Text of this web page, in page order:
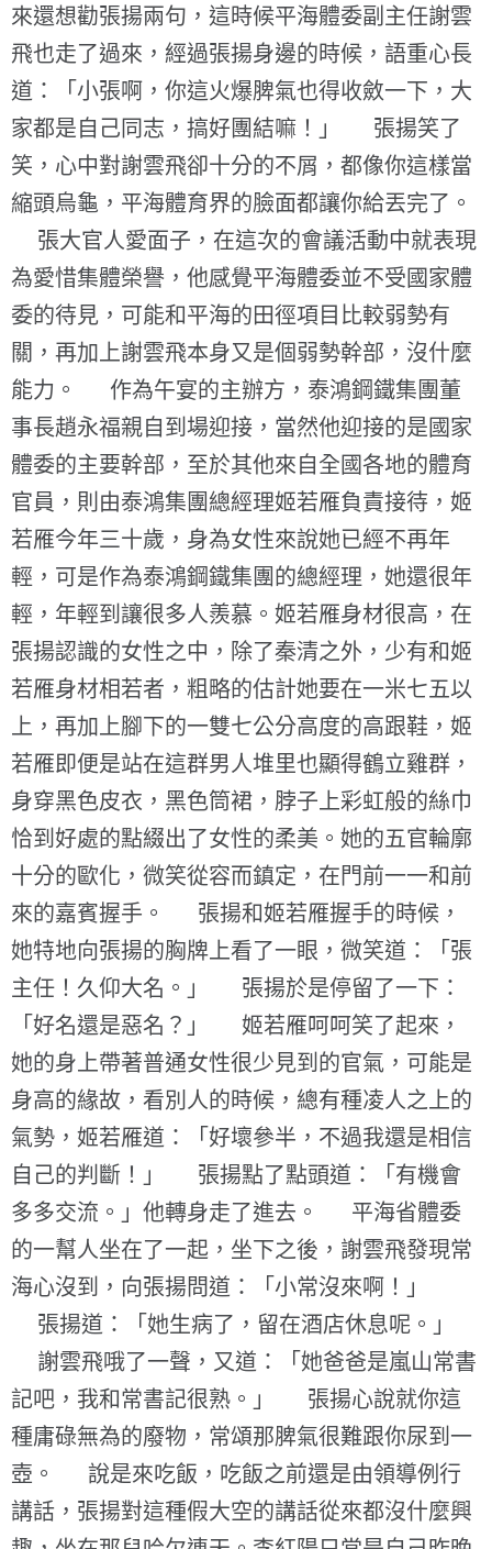
來還想勸張揚兩句，這時候平海體委副主任謝雲
飛也走了過來，經過張揚身邊的時候，語重心長
道：「小張啊，你這火爆脾氣也得收斂一下，大
家都是自己同志，搞好團結嘛！」 張揚笑了
笑，心中對謝雲飛卻十分的不屑，都像你這樣當
縮頭烏龜，平海體育界的臉面都讓你給丟完了。
張大官人愛面子，在這次的會議活動中就表現
為愛惜集體榮譽，他感覺平海體委並不受國家體
委的待見，可能和平海的田徑項目比較弱勢有
關，再加上謝雲飛本身又是個弱勢幹部，沒什麼
能力。 作為午宴的主辦方，泰鴻鋼鐵集團董
事長趙永福親自到場迎接，當然他迎接的是國家
體委的主要幹部，至於其他來自全國各地的體育
官員，則由泰鴻集團總經理姬若雁負責接待，姬
若雁今年三十歲，身為女性來說她已經不再年
輕，可是作為泰鴻鋼鐵集團的總經理，她還很年
輕，年輕到讓很多人羨慕。姬若雁身材很高，在
張揚認識的女性之中，除了秦清之外，少有和姬
若雁身材相若者，粗略的估計她要在一米七五以
上，再加上腳下的一雙七公分高度的高跟鞋，姬
若雁即便是站在這群男人堆里也顯得鶴立雞群，
身穿黑色皮衣，黑色筒裙，脖子上彩虹般的絲巾
恰到好處的點綴出了女性的柔美。她的五官輪廓
十分的歐化，微笑從容而鎮定，在門前一一和前
來的嘉賓握手。 張揚和姬若雁握手的時候，
她特地向張揚的胸牌上看了一眼，微笑道：「張
主任！久仰大名。」 張揚於是停留了一下：
「好名還是惡名？」 姬若雁呵呵笑了起來，
她的身上帶著普通女性很少見到的官氣，可能是
身高的緣故，看別人的時候，總有種凌人之上的
氣勢，姬若雁道：「好壞參半，不過我還是相信
自己的判斷！」 張揚點了點頭道：「有機會
多多交流。」他轉身走了進去。 平海省體委
的一幫人坐在了一起，坐下之後，謝雲飛發現常
海心沒到，向張揚問道：「小常沒來啊！」
張揚道：「她生病了，留在酒店休息呢。」
謝雲飛哦了一聲，又道：「她爸爸是嵐山常書
記吧，我和常書記很熟。」 張揚心說就你這
種庸碌無為的廢物，常頌那脾氣很難跟你尿到一
壺。 說是來吃飯，吃飯之前還是由領導例行
講話，張揚對這種假大空的講話從來都沒什麼興